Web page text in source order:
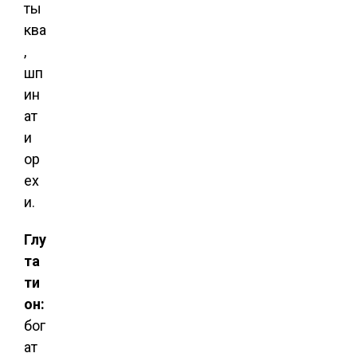
ты
ква
,
шп
ин
ат
и
ор
ех
и.
Глу
та
ти
он:
бог
ат